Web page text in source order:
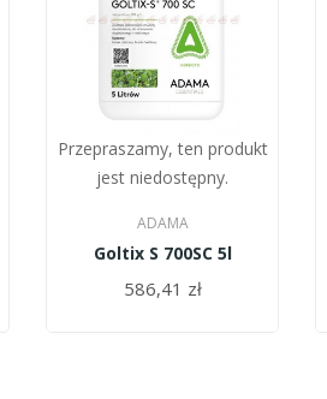
Przepraszamy, ten produkt
jest niedostępny.
ADAMA
Goltix S 700SC 5l
586,41 zł